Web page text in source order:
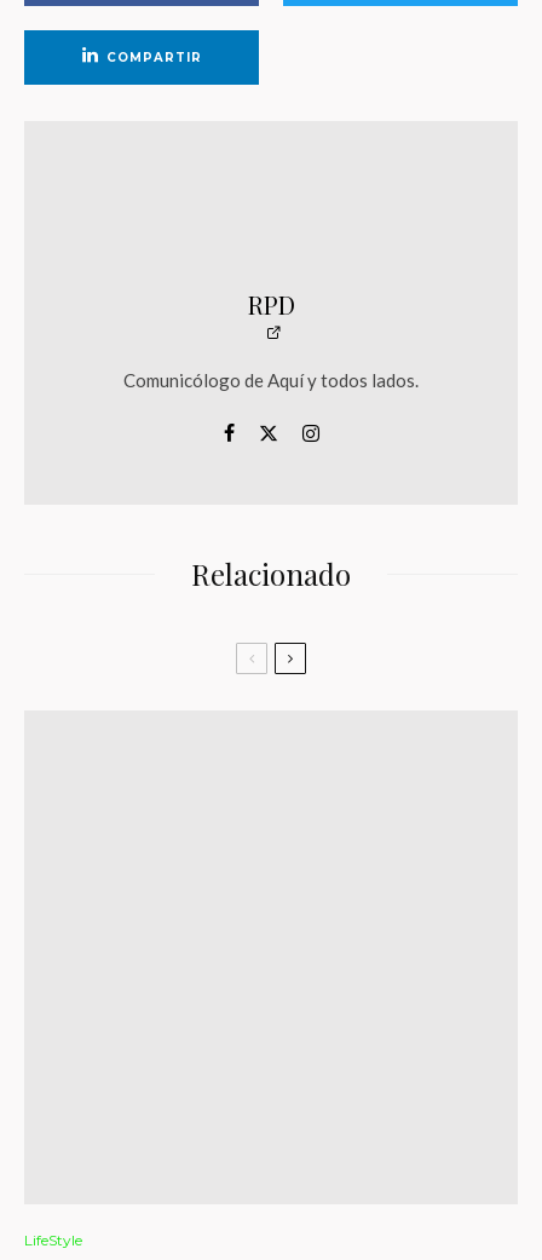
COMPARTIR
RPD
Comunicólogo de Aquí y todos lados.
Relacionado
LifeStyle